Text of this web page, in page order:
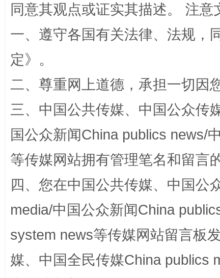
阿坝州三大球赛在茂县开幕 规模
国家大学科技园优化重塑工作
扯下公款旅游的“隐身衣” 如何以
同意其观点或证实其描述。 注
一、遵守各国有关法律、法规，
定》。
二、尊重网上道德，承担一切因
三、中国公共传媒、中国公众传
国公众新闻China publics news/
等传媒网站拥有管理笔名和留言
四、您在中国公共传媒、中国公
media/中国公众新闻China
system news等传媒网站留言板
媒、中国全民传媒China publics